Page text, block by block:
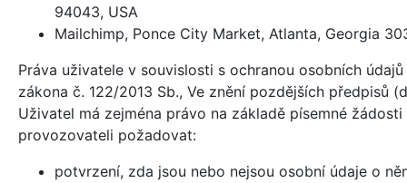
94043, USA
Mailchimp, Ponce City Market, Atlanta, Georgia
Práva uživatele v souvislosti s ochranou osobních
zákona č. 122/2013 Sb., Ve znění pozdějších předpisů
Uživatel má zejména právo na základě písemné žádosti
provozovateli požadovat:
potvrzení, zda jsou nebo nejsou osobní údaje o